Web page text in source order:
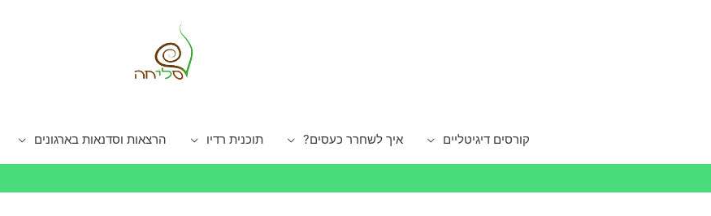
קורסים דיגיטליים איך לשחרר כעסים? תוכנית רדיו הרצאות וסדנאות בארגונים